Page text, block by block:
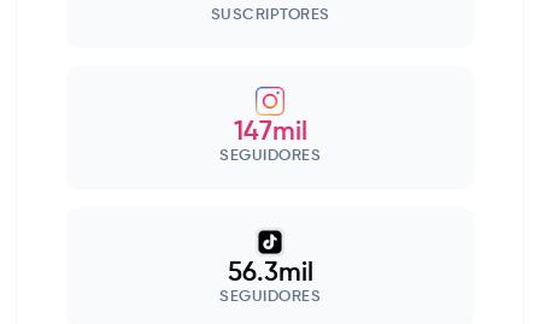
SUSCRIPTORES
147mil
SEGUIDORES
56.3mil
SEGUIDORES